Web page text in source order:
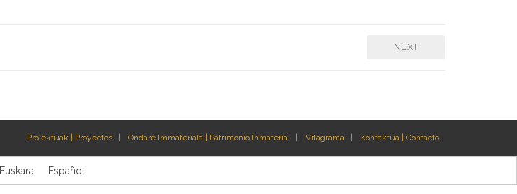
NEXT
Proiektuak | Proyectos Ondare Immateriala | Patrimonio Inmaterial Vitagrama Kontaktua | Contacto
Euskara Español